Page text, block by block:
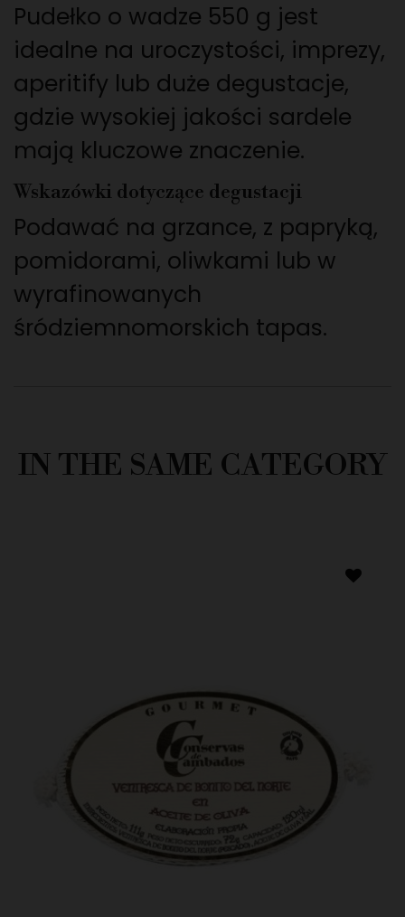
Pudełko o wadze 550 g jest
idealne na uroczystości, imprezy,
aperitify lub duże degustacje,
gdzie wysokiej jakości sardele
mają kluczowe znaczenie.
Wskazówki dotyczące degustacji
Podawać na grzance, z papryką,
pomidorami, oliwkami lub w
wyrafinowanych
śródziemnomorskich tapas.
IN THE SAME CATEGORY